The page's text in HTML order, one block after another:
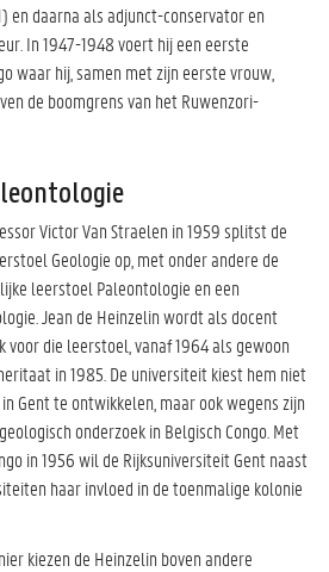
en daarna als adjunct-conservator en
In 1947-1948 voert hij een eerste
waar hij, samen met zijn eerste vrouw,
de boomgrens van het Ruwenzori-
Victor Van Straelen in 1959 splitst de
Geologie op, met onder andere de
leerstoel Paleontologie en een
Jean de Heinzelin wordt als docent
die leerstoel, vanaf 1964 als gewoon
in 1985. De universiteit kiest hem niet
Gent te ontwikkelen, maar ook wegens zijn
onderzoek in Belgisch Congo. Met
in 1956 wil de Rijksuniversiteit Gent naast
haar invloed in de toenmalige kolonie
kiezen de Heinzelin boven andere